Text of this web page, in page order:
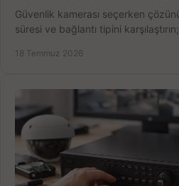
Güvenlik kamerası seçerken
süresi ve bağlantı tipini
18 Temmuz 2026